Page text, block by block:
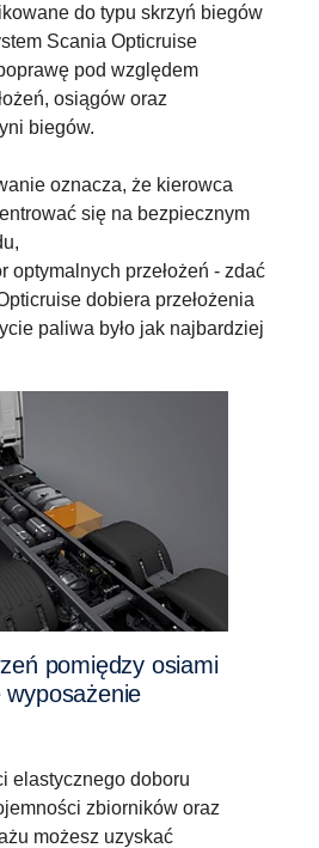
do typu skrzyń biegów
Scania Opticruise
pod względem
osiągów oraz
biegów.
oznacza, że kierowca
się na bezpiecznym
optymalnych przełożeń - zdać
dobiera przełożenia
paliwa było jak najbardziej
elastycznego doboru
zbiorników oraz
możesz uzyskać